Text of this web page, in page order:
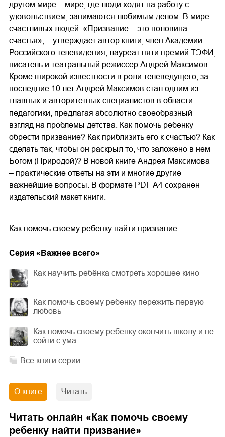
другом мире – мире, где люди ходят на работу с
удовольствием, занимаются любимым делом. В мире
счастливых людей. «Призвание – это половина
счастья», – утверждает автор книги, член Академии
Российского телевидения, лауреат пяти премий ТЭФИ,
писатель и театральный режиссер Андрей Максимов.
Кроме широкой известности в роли телеведущего, за
последние 10 лет Андрей Максимов стал одним из
главных и авторитетных специалистов в области
педагогики, предлагая абсолютно своеобразный
взгляд на проблемы детства. Как помочь ребенку
обрести призвание? Как приблизить его к счастью? Как
сделать так, чтобы он раскрыл то, что заложено в нем
Богом (Природой)? В новой книге Андрея Максимова
– практические ответы на эти и многие другие
важнейшие вопросы. В формате PDF A4 сохранен
издательский макет книги.
Как помочь своему ребенку найти призвание
Cерия « Важнее всего»
Как научить ребёнка смотреть хорошее кино
Как помочь своему ребенку пережить первую
любовь
Как помочь своему ребёнку окончить школу и не
сойти с ума
Все книги серии
О книге Читать
Читать онлайн «Как помочь своему
ребенку найти призвание»